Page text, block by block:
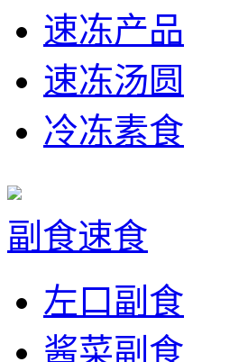
速冻产品
速冻汤圆
冷冻素食
副食速食
左口副食
酱菜副食